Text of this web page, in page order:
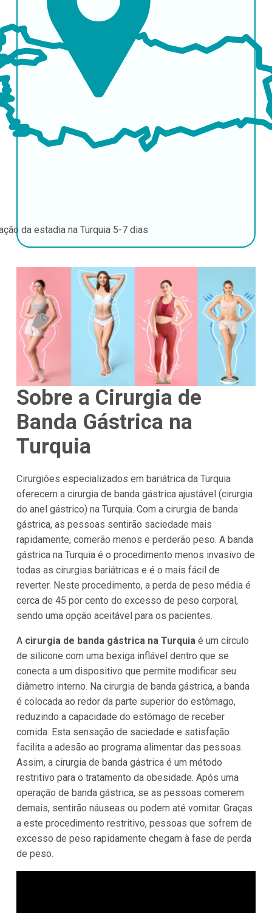
da estadia na Turquia 5-7 dias
Sobre a Cirurgia de
Banda Gástrica na
Turquia
Cirurgiões especializados em bariátrica da Turquia
oferecem a cirurgia de banda gástrica ajustável (cirurgia
do anel gástrico) na Turquia. Com a cirurgia de banda
gástrica, as pessoas sentirão saciedade mais
rapidamente, comerão menos e perderão peso. A banda
gástrica na Turquia é o procedimento menos invasivo de
todas as cirurgias bariátricas e é o mais fácil de
reverter. Neste procedimento, a perda de peso média é
cerca de 45 por cento do excesso de peso corporal,
sendo uma opção aceitável para os pacientes.
A cirurgia de banda gástrica na Turquiaé um círculo
de silicone com uma bexiga inflável dentro que se
conecta a um dispositivo que permite modificar seu
diâmetro interno. Na cirurgia de banda gástrica, a banda
é colocada ao redor da parte superior do estômago,
reduzindo a capacidade do estômago de receber
comida. Esta sensação de saciedade e satisfação
facilita a adesão ao programa alimentar das pessoas.
Assim, a cirurgia de banda gástrica é um método
restritivo para o tratamento da obesidade. Após uma
operação de banda gástrica, se as pessoas comerem
demais, sentirão náuseas ou podem até vomitar. Graças
a este procedimento restritivo, pessoas que sofrem de
excesso de peso rapidamente chegam à fase de perda
de peso.